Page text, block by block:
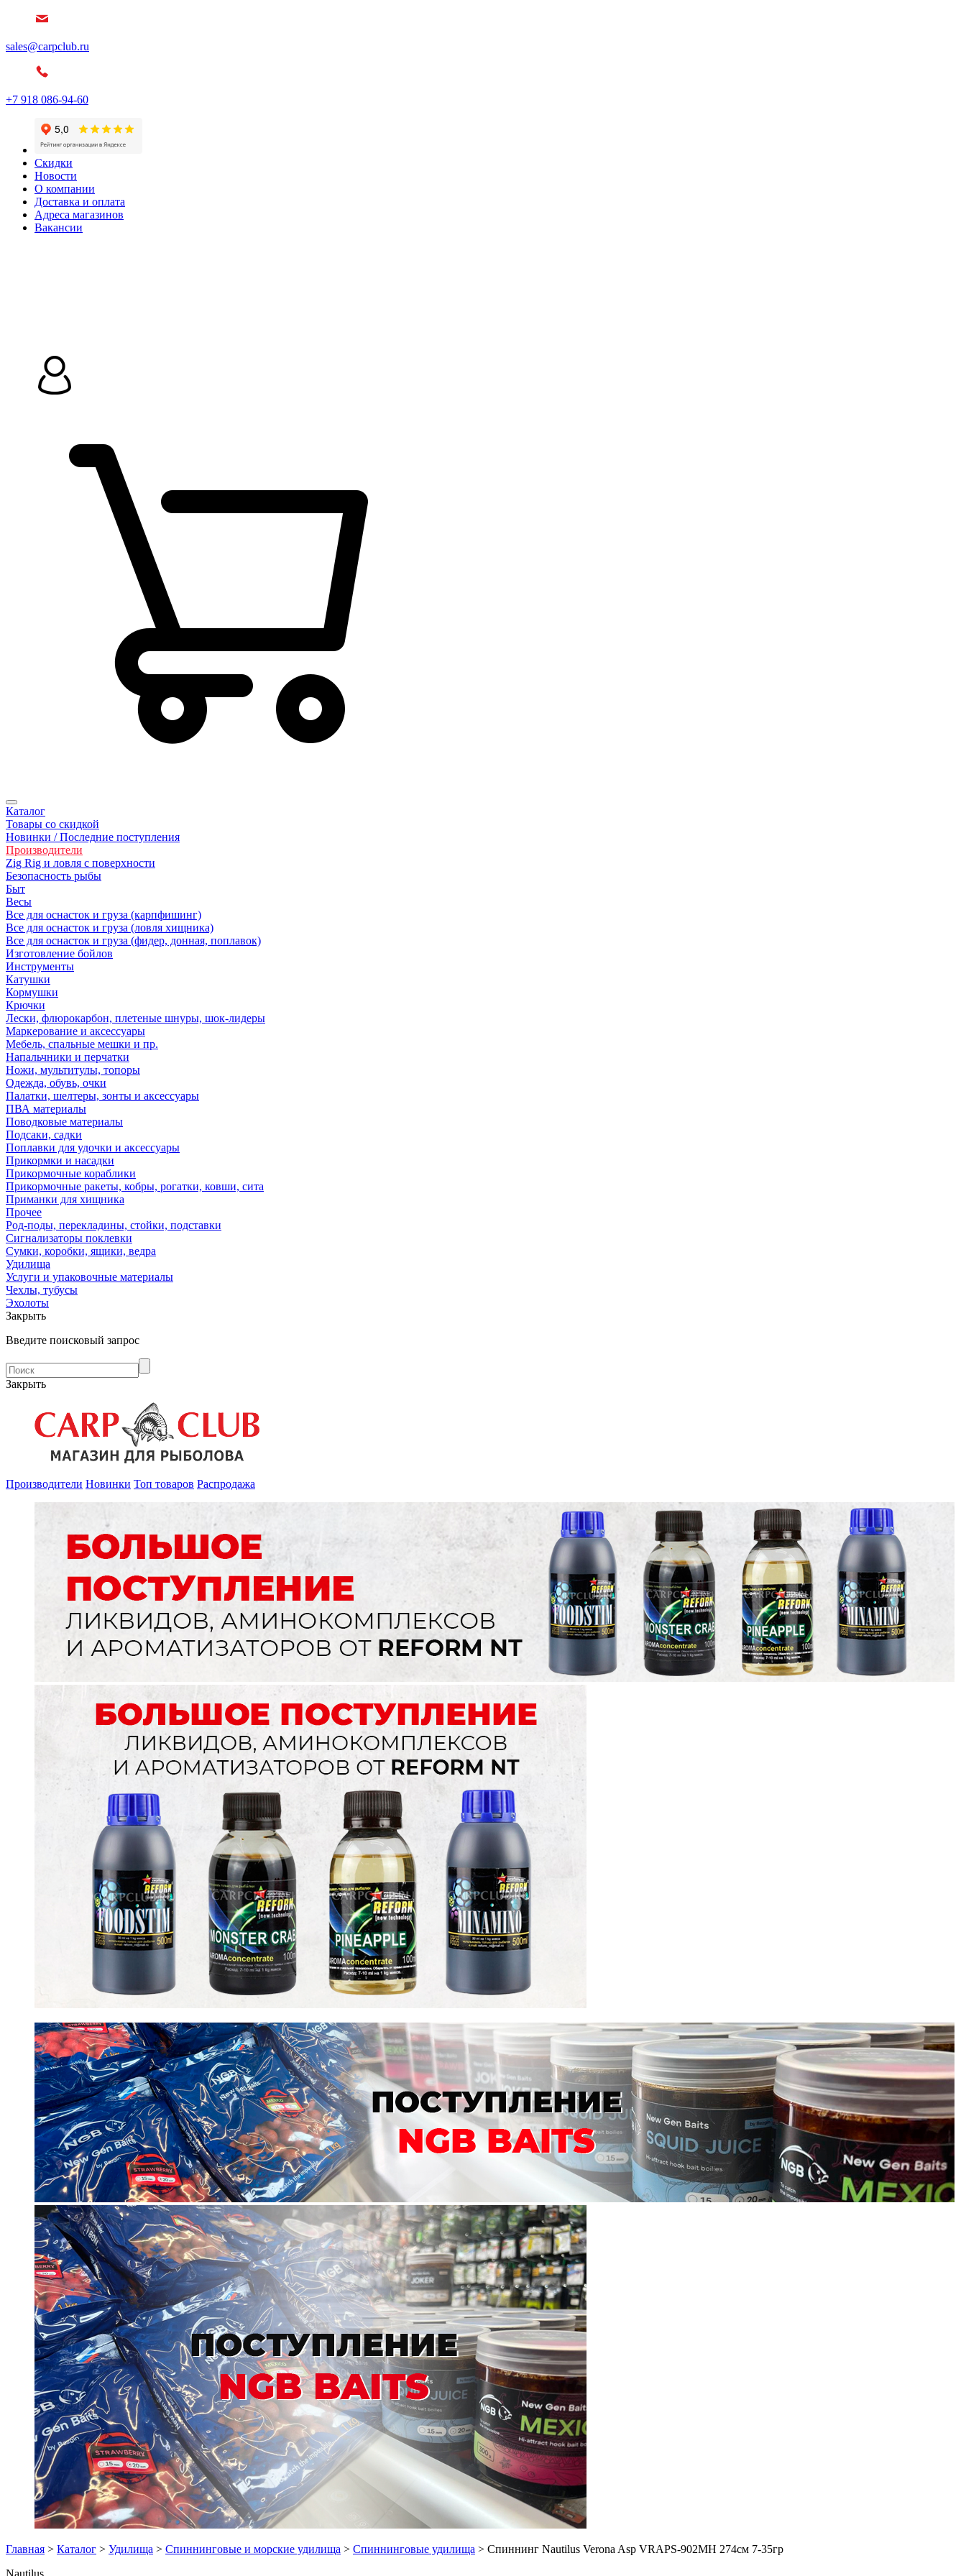
sales@carpclub.ru
+7 918 086-94-60
Скидки
Новости
О компании
Доставка и оплата
Адреса магазинов
Вакансии
Каталог
Товары со скидкой
Новинки / Последние поступления
Производители
Zig Rig и ловля с поверхности
Безoпасность рыбы
Быт
Весы
Все для оснасток и груза (карпфишинг)
Все для оснасток и груза (ловля хищника)
Все для оснасток и груза (фидер, донная, поплавок)
Изготовление бойлов
Инструменты
Катушки
Кормушки
Крючки
Лески, флюрокарбон, плетеные шнуры, шок-лидеры
Маркерование и аксессуары
Мебель, спальные мешки и пр.
Напальчники и перчатки
Ножи, мультитулы, топоры
Одежда, обувь, очки
Палатки, шелтеры, зонты и аксессуары
ПВА материалы
Поводковые материалы
Подсаки, садки
Поплавки для удочки и аксессуары
Прикормки и насадки
Прикормочные кораблики
Прикормочные ракеты, кобры, рогатки, ковши, сита
Приманки для хищника
Прочее
Род-поды, перекладины, стойки, подставки
Сигнализаторы поклевки
Сумки, коробки, ящики, ведра
Удилища
Услуги и упаковочные материалы
Чехлы, тубусы
Эхолоты
Закрыть
Введите поисковый запрос
Закрыть
Производители Новинки Топ товаров Распродажа
Главная > Каталог > Удилища > Спиннинговые и морские удилища > Спиннинговые удилища > Спиннинг Nautilus Verona Asp VRAPS-902MH 274см 7-35гр
Nautilus